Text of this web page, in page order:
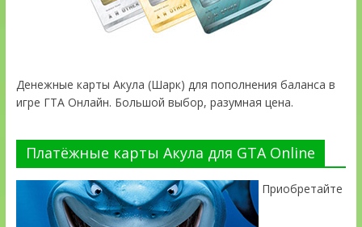
Денежные карты Акула (Шарк) для пополнения баланса в
игре ГТА Онлайн. Большой выбор, разумная цена.
Платёжные карты Акула для GTA Online
Приобретайте